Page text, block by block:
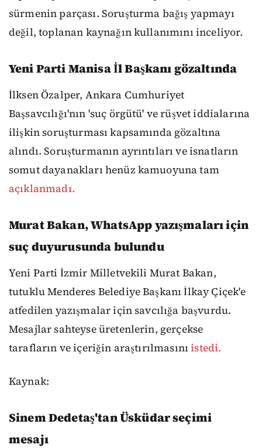
sürmenin parçası. Soruşturma bağış yapmayı
değil, toplanan kaynağın kullanımını inceliyor.
Yeni Parti Manisa İl Başkanı gözaltında
İlksen Özalper, Ankara Cumhuriyet
Başsavcılığı'nın 'suç örgütü' ve rüşvet iddialarına
ilişkin soruşturması kapsamında gözaltına
alındı. Soruşturmanın ayrıntıları ve isnatların
somut dayanakları henüz kamuoyuna tam
açıklanmadı.
Murat Bakan, WhatsApp yazışmaları için
suç duyurusunda bulundu
Yeni Parti İzmir Milletvekili Murat Bakan,
tutuklu Menderes Belediye Başkanı İlkay Çiçek'e
atfedilen yazışmalar için savcılığa başvurdu.
Mesajlar sahteyse üretenlerin, gerçekse
tarafların ve içeriğin araştırılmasınıistedi.
Kaynak:
Sinem Dedetaş'tan Üsküdar seçimi
mesajı